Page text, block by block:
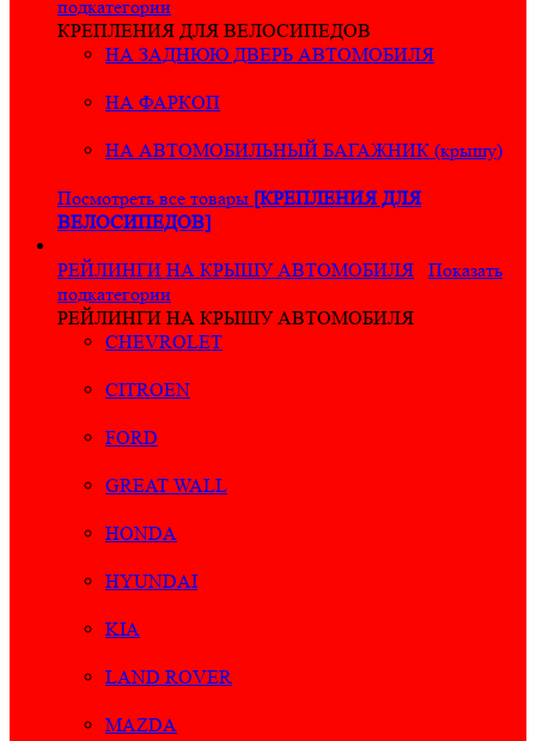
подкатегории
КРЕПЛЕНИЯ ДЛЯ ВЕЛОСИПЕДОВ
НА ЗАДНЮЮ ДВЕРЬ АВТОМОБИЛЯ
НА ФАРКОП
НА АВТОМОБИЛЬНЫЙ БАГАЖНИК (крышу)
Посмотреть все товары [КРЕПЛЕНИЯ ДЛЯ
ВЕЛОСИПЕДОВ]
РЕЙЛИНГИ НА КРЫШУ АВТОМОБИЛЯ
Показать
подкатегории
РЕЙЛИНГИ НА КРЫШУ АВТОМОБИЛЯ
CHEVROLET
CITROEN
FORD
GREAT WALL
HONDA
HYUNDAI
KIA
LAND ROVER
MAZDA